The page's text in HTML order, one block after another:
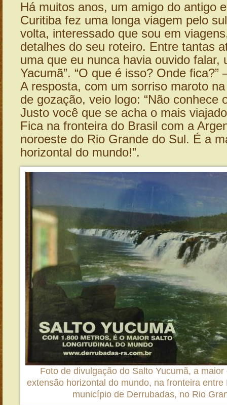
Há muitos anos, um amigo do antigo
Curitiba fez uma longa viagem pelo
volta, interessado que sou em
detalhes do seu roteiro. Entre tantas
uma que eu nunca havia ouvido falar,
Yacumã”. “O que é isso? Onde fica?”
A resposta, com um sorriso maroto
de gozação, veio logo: “Não conhece
Justo você que se acha o mais
Fica na fronteira do Brasil com a
noroeste do Rio Grande do Sul. É a
horizontal do mundo!”.
Foto de divulgação do Salto Yucumã, a
extensão horizontal do mundo, na fronteira entre
município de Derrubadas, no Rio